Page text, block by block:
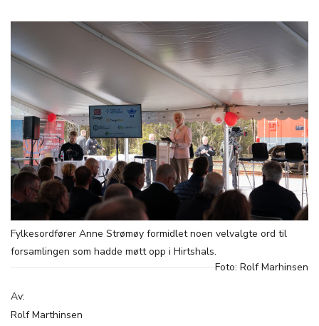
Fylkesordfører Anne Strømøy formidlet noen velvalgte ord til
forsamlingen som hadde møtt opp i Hirtshals.
Foto: Rolf Marhinsen
Av:
Rolf Marthinsen